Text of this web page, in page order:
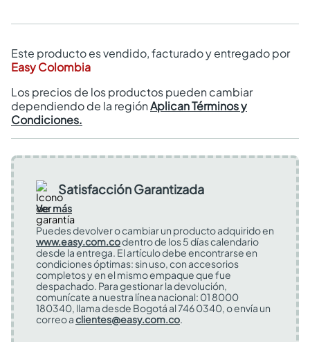
Este producto es vendido, facturado y entregado por
Easy Colombia
Los precios de los productos pueden cambiar
dependiendo de la regiónAplican Términos y
Condiciones.
Satisfacción Garantizada
Ver más
Puedes devolver o cambiar un producto adquirido en
www.easy.com.codentro de los 5 días calendario
desde la entrega. El artículo debe encontrarse en
condiciones óptimas: sin uso, con accesorios
completos y en el mismo empaque que fue
despachado. Para gestionar la devolución,
comunícate a nuestra línea nacional: 01 8000
180340, llama desde Bogotá al 746 0340, o envía un
correo aclientes@easy.com.co.